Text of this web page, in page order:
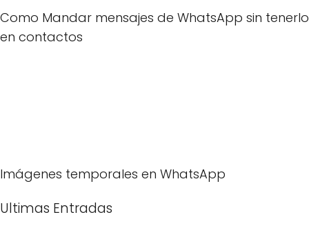
Como Mandar mensajes de WhatsApp sin tenerlo
en contactos
Imágenes temporales en WhatsApp
Ultimas Entradas